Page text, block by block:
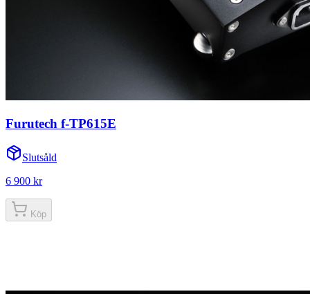
Furutech f-TP615E
Slutsåld
6 900 kr
Köp